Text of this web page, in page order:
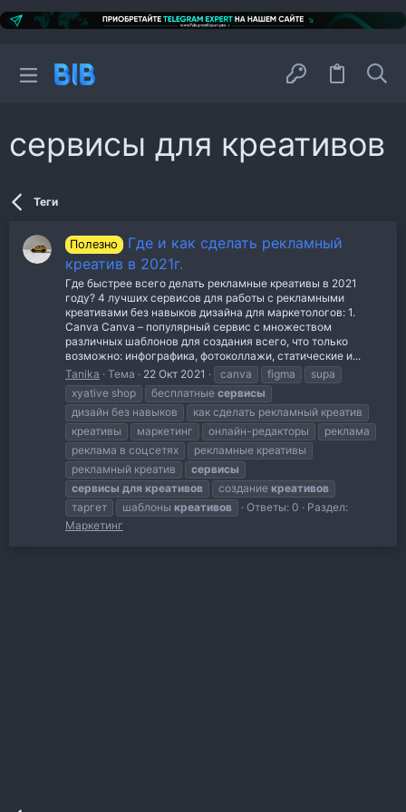
сервисы для креативов
Теги
Полезно
Где и как сделать рекламный
креатив в 2021г.
Где быстрее всего делать рекламные креативы в 2021
году? 4 лучших сервисов для работы с рекламными
креативами без навыков дизайна для маркетологов: 1.
Canva Canva – популярный сервис с множеством
различных шаблонов для создания всего, что только
возможно: инфографика, фотоколлажи, статические и...
Tanika
Тема 22 Окт 2021 canva figma
supa
xyative shop
бесплатные сервисы
дизайн без навыков
как сделать рекламный креатив
креативы
маркетинг онлайн-редакторы
реклама
реклама в соцсетях
рекламные креативы
рекламный креатив
сервисы
сервисы для креативов создание креативов
таргет
шаблоны креативов Ответы: 0
Раздел:
Маркетинг